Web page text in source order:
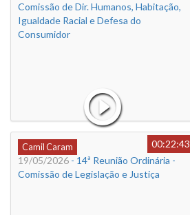
Comissão de Dir. Humanos, Habitação,
Igualdade Racial e Defesa do
Consumidor
Camil Caram
00:22:43
19/05/2026 - 14ª Reunião Ordinária -
Comissão de Legislação e Justiça